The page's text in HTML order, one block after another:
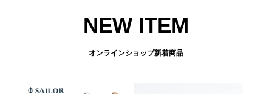
NEW ITEM
オンラインショップ新着商品